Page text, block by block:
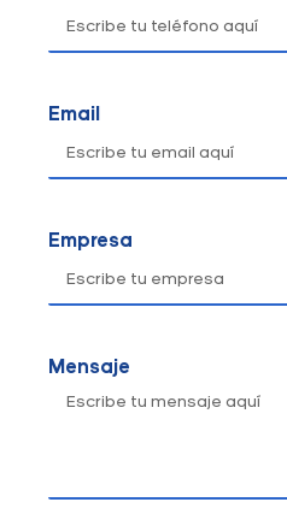
Email
Empresa
Mensaje